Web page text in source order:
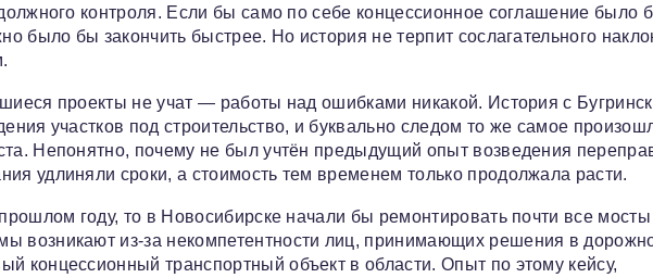
должного контроля. Если бы само по себе концессионное соглашение было
было бы закончить быстрее. Но история не терпит сослагательного
проекты не учат — работы над ошибками никакой. История с
участков под строительство, и буквально следом то же самое
Непонятно, почему не был учтён предыдущий опыт возведения
удлиняли сроки, а стоимость тем временем только продолжала расти.
году, то в Новосибирске начали бы ремонтировать почти все мосты
возникают из‑за некомпетентности лиц, принимающих решения в
концессионный транспортный объект в области. Опыт по этому кейсу,